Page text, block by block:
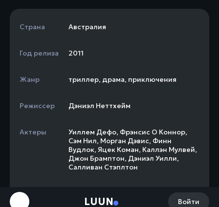
LUUN Войти
Страна Австралия
Год релиза 2011
Жанр триллер, драма, приключения
Режиссер Дэниэл Неттхейм
Актеры Уиллем Дефо, Фрэнсис О Коннор,
Сэм Нил, Морган Дэвис, Финн
Вудлок, Яцек Коман, Каллэн Мулвей,
Джон Брамптон, Дэниэл Уилли,
Салливан Стэплтон
Слоган
«Some Mysteries Should Never Be
Solved»